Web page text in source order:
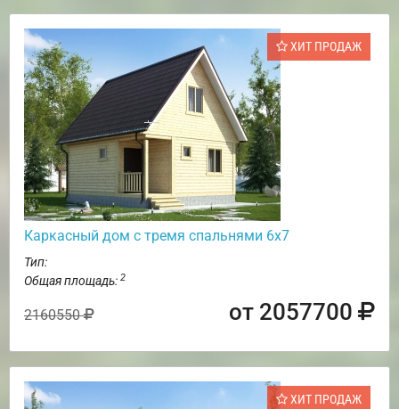
ХИТ ПРОДАЖ
Каркасный дом с тремя спальнями 6х7
Тип:
Общая площадь: 2
2160550 от 2057700
ХИТ ПРОДАЖ